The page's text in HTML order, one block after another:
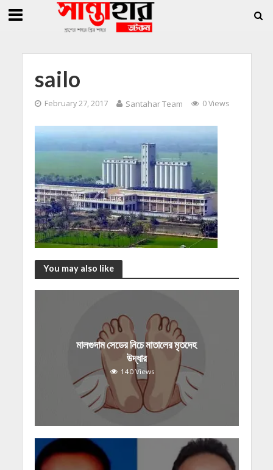
জিললুর, সাধারণ সম্পাদক সোহাগ সান্তাহারে হেরোইনসহ যুবক গ্রেফতার
sailo
February 27, 2017 Santahar Team 0 Views
You may also like
মালগুদাম সেডের নিচে মাতালের মৃতদেহ
উদ্ধার
140 Views